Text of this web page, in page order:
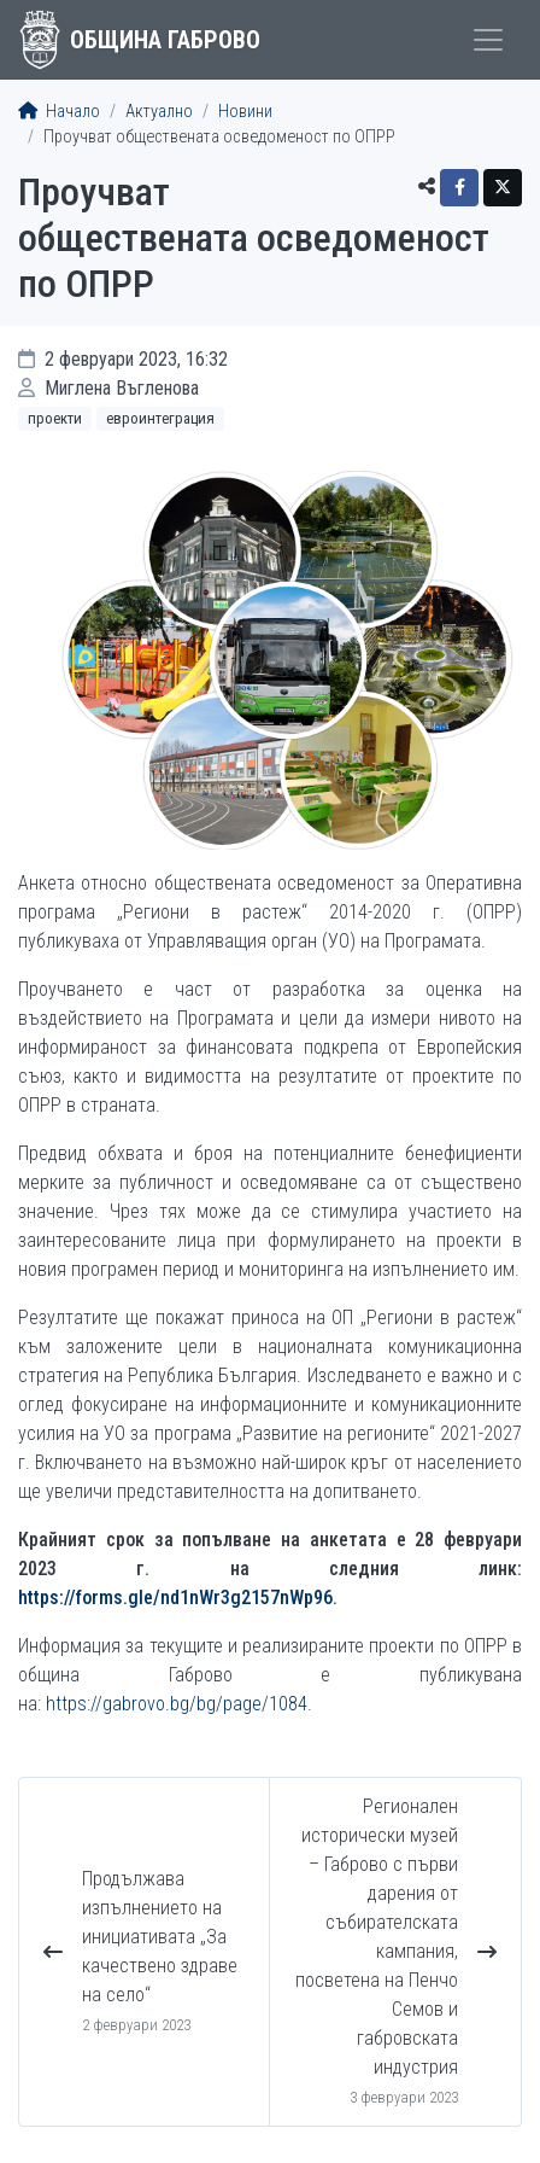
ОБЩИНА ГАБРОВО
Начало Актуално
Новини
Проучват обществената осведоменост по ОПРР
Проучват
обществената осведоменост
по ОПРР
2 февруари 2023, 16:32
Миглена Въгленова
проекти евроинтеграция
Анкета относно обществената осведоменост за Оперативна
програма „Региони в растеж“ 2014-2020 г. (ОПРР)
публикуваха от Управляващия орган (УО) на Програмата.
Проучването е част от разработка за оценка на
въздействието на Програмата и цели да измери нивото на
информираност за финансовата подкрепа от Европейския
съюз, както и видимостта на резултатите от проектите по
ОПРР в страната.
Предвид обхвата и броя на потенциалните бенефициенти
мерките за публичност и осведомяване са от съществено
значение. Чрез тях може да се стимулира участието на
заинтересованите лица при формулирането на проекти в
новия програмен период и мониторинга на изпълнението им.
Резултатите ще покажат приноса на ОП „Региони в растеж“
към заложените цели в националната комуникационна
стратегия на Република България. Изследването е важно и с
оглед фокусиране на информационните и комуникационните
усилия на УО за програма „Развитие на регионите“ 2021-2027
г. Включването на възможно най-широк кръг от населението
ще увеличи представителността на допитването.
Крайният срок за попълване на анкетата е 28 февруари
2023 г. на следния линк:
https://forms.gle/nd1nWr3g2157nWp96.
Информация за текущите и реализираните проекти по ОПРР в
община Габрово е публикувана
на: https://gabrovo.bg/bg/page/1084
Продължава
изпълнението на
инициативата „За
качествено здраве
на село“
2 февруари 2023
Регионален
исторически музей
– Габрово с първи
дарения от
събирателската
кампания,
посветена на Пенчо
Семов и
габровската
индустрия
3 февруари 2023